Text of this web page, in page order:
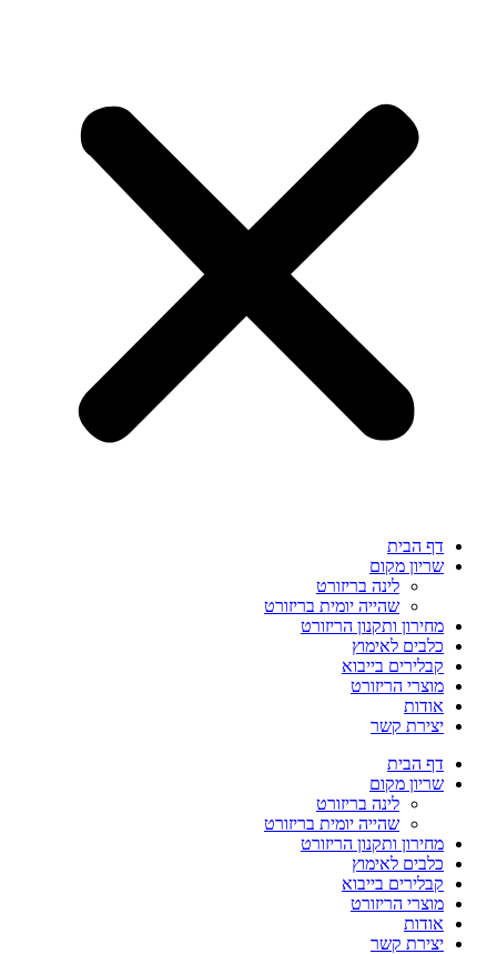
דף הבית
שריון מקום
לינה בריזורט
שהייה יומית בריזורט
מחירון ותקנון הריזורט
כלבים לאימוץ
קבלירים בייבוא
מוצרי הריזורט
אודות
יצירת קשר
דף הבית
שריון מקום
לינה בריזורט
שהייה יומית בריזורט
מחירון ותקנון הריזורט
כלבים לאימוץ
קבלירים בייבוא
מוצרי הריזורט
אודות
יצירת קשר